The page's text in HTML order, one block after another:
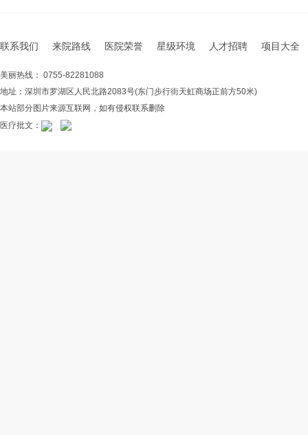
联系我们 来院路线 医院荣誉 星级环境 人才招聘 项目大全
美丽热线： 0755-82281088
地址：深圳市罗湖区人民北路2083号(东门步行街天虹商场正前方50米)
本站部分图片来源互联网，如有侵权联系删除
医疗批文：